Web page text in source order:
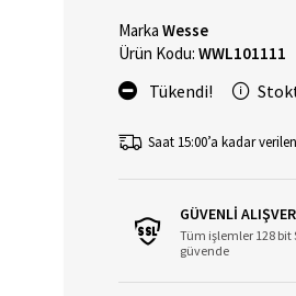
Marka Wesse
Ürün Kodu: WWL101111
Tükendi!
Saat 15:00’a kadar
GÜVENLİ
Tüm işlemler 128 bit
güvende